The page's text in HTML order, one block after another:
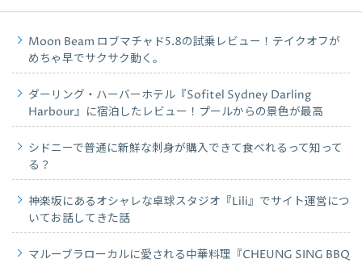
Moon Beam ロブマチャド5.8の試乗レビュー！テイクオフが
めちゃ早でサクサク動く。
ダーリング・ハーバーホテル『Sofitel Sydney Darling
Harbour』に宿泊したレビュー！プールからの景色が最高
シドニーで普通に新鮮な刺身が購入できて食べれるって知って
る？
神楽坂にあるオシャレな卓球スタジオ『Lili』でサイト運営につ
いてお話してきた話
マルーブラローカルに愛される中華料理『CHEUNG SING BBQ